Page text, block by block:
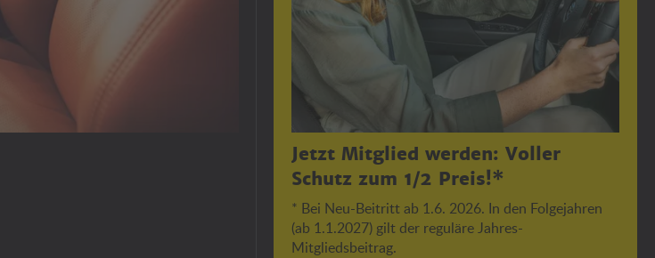
Jetzt Mitglied werden: Voller
Schutz zum 1/2 Preis!*
* Bei Neu-Beitritt ab 1.6. 2026. In den Folgejahren
(ab 1.1.2027) gilt der reguläre Jahres-
Mitgliedsbeitrag.